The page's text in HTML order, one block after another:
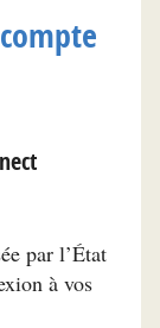
par l’État
à vos